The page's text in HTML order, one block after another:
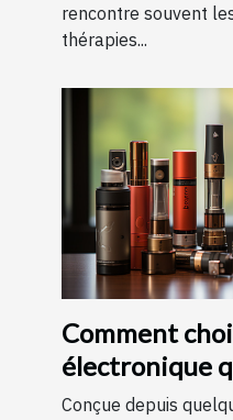
rencontre souvent
thérapies...
Comment
électronique
Conçue depuis